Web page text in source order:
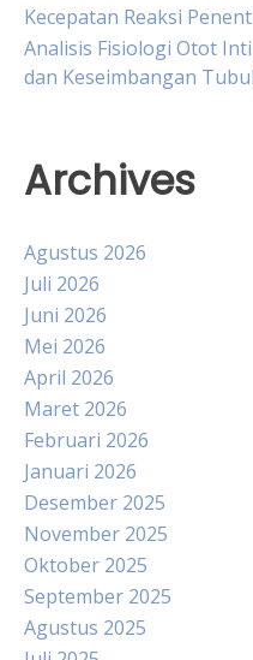
Kecepatan Reaksi
Analisis Fisiologi Otot
dan Keseimbangan
Archives
Agustus 2026
Juli 2026
Juni 2026
Mei 2026
April 2026
Maret 2026
Februari 2026
Januari 2026
Desember 2025
November 2025
Oktober 2025
September 2025
Agustus 2025